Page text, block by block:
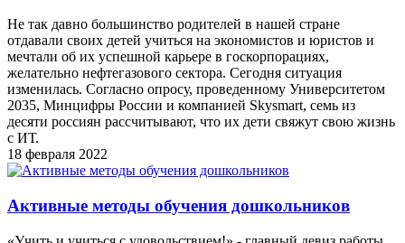
Не так давно большинство родителей в нашей стране
отдавали своих детей учиться на экономистов и юристов и
мечтали об их успешной карьере в госкорпорациях,
желательно нефтегазового сектора. Сегодня ситуация
изменилась. Согласно опросу, проведенному Университетом
2035, Минцифры России и компанией Skysmart, семь из
десяти россиян рассчитывают, что их дети свяжут свою жизнь
с ИТ.
18 февраля 2022
Активные методы обучения дошкольников